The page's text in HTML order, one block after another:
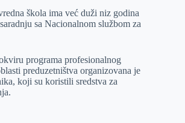
škola ima već duži niz godina
sa Nacionalnom službom za
programa profesionalnog
preduzetništva organizovana je
koji su koristili sredstva za